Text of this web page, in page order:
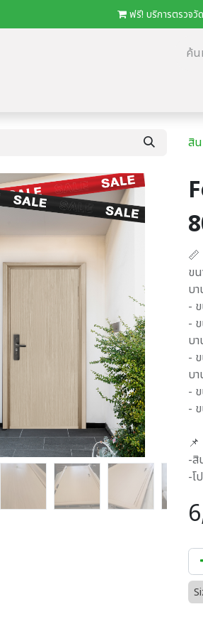
ฟรี! บริการตรวจวั
สิ
ข
บ
-
-
บ
-
บ
-
-
-สิ
-โ